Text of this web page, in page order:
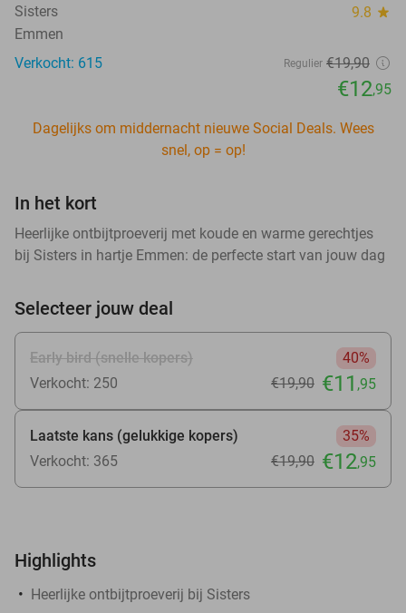
Sisters 9.8 star
Emmen
Verkocht: 615
Regulier €19,90
€12,95
Dagelijks om middernacht nieuwe Social Deals. Wees
snel, op = op!
In het kort
Heerlijke ontbijtproeverij met koude en warme gerechtjes
bij Sisters in hartje Emmen: de perfecte start van jouw dag
Selecteer jouw deal
Early bird (snelle kopers)
40%
Verkocht: 250
€19,90 €11 ,95
Laatste kans (gelukkige kopers)
35%
Verkocht: 365
€19,90 €12,95
Highlights
Heerlijke ontbijtproeverij bij Sisters